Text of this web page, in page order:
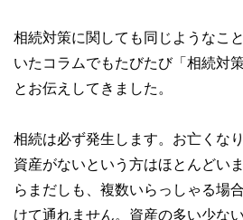
相続対策に関しても同じようなこ
いたコラムでもたびたび「相続対
とお伝えしてきました。
相続は必ず発生します。お亡くな
資産がないという方はほとんどい
らまだしも、複数いらっしゃる場
けて通れません。資産の多い少な